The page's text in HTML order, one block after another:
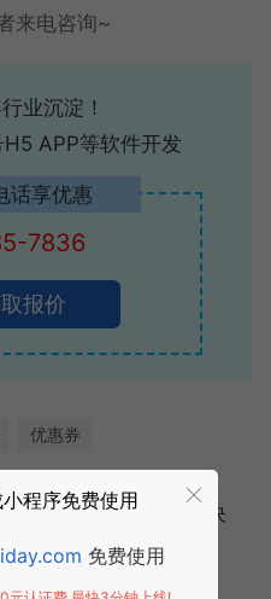
来电咨询~
业沉淀！
APP等软件开发
话享优惠
7836
报价
优惠券
小程序优势和功能解决
程序免费使用
免费使用